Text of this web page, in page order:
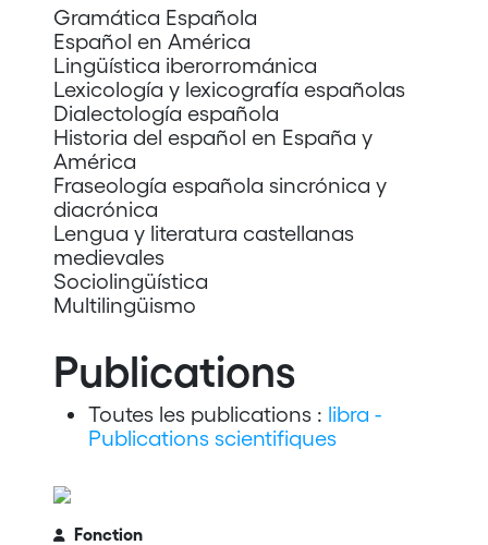
Gramática Española
Español en América
Lingüística iberorrománica
Lexicología y lexicografía españolas
Dialectología española
Historia del español en España y
América
Fraseología española sincrónica y
diacrónica
Lengua y literatura castellanas
medievales
Sociolingüística
Multilingüismo
Publications
Toutes les publications : libra -
Publications scientifiques
Fonction